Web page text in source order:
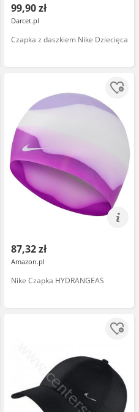
99,90 zł
Darcet.pl
Czapka z daszkiem Nike Dziecięca
87,32 zł
Amazon.pl
Nike Czapka HYDRANGEAS